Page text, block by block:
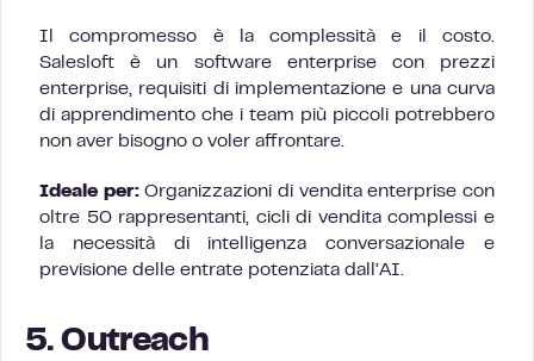
Il compromesso è la complessità e il costo.
Salesloft è un software enterprise con prezzi
enterprise, requisiti di implementazione e una curva
di apprendimento che i team più piccoli potrebbero
non aver bisogno o voler affrontare.
Ideale per:Organizzazioni di vendita enterprise con
oltre 50 rappresentanti, cicli di vendita complessi e
la necessità di intelligenza conversazionale e
previsione delle entrate potenziata dall’AI.
5. Outreach